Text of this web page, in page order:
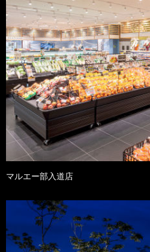
マルエー部入道店